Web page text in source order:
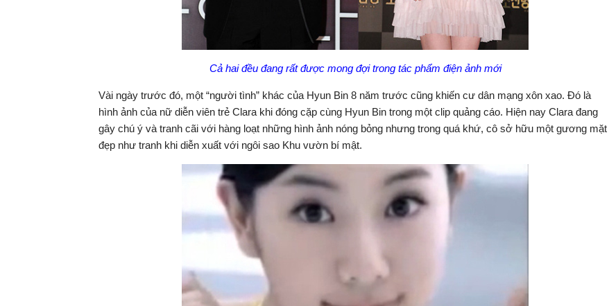
Cả hai đều đang rất được mong đợi trong tác phẩm điện ảnh mới
Vài ngày trước đó, một “người tình” khác của Hyun Bin 8 năm trước cũng khiến cư dân mạng xôn xao. Đó là
hình ảnh của nữ diễn viên trẻ Clara khi đóng cặp cùng Hyun Bin trong một clip quảng cáo. Hiện nay Clara đang
gây chú ý và tranh cãi với hàng loạt những hình ảnh nóng bỏng nhưng trong quá khứ, cô sở hữu một gương mặt
đẹp như tranh khi diễn xuất với ngôi sao Khu vườn bí mật.